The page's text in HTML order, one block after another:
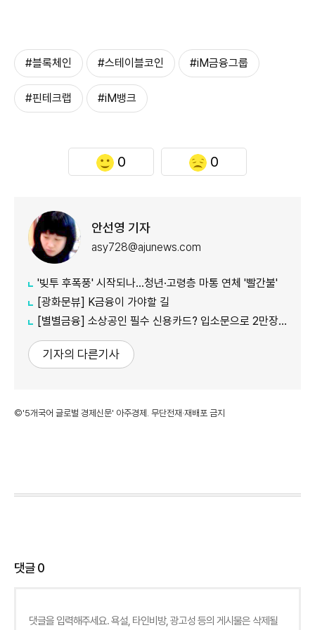
#블록체인 #스테이블코인 #iM금융그룹
#핀테크랩 #iM뱅크
0 0
안선영 기자
asy728@ajunews.com
'빚투 후폭풍' 시작되나…청년·고령층 마통 연체 '빨간불'
[광화문뷰] K금융이 가야할 길
[별별금융] 소상공인 필수 신용카드? 입소문으로 2만장 발급
기자의 다른기사
©'5개국어 글로벌 경제신문' 아주경제. 무단전재·재배포 금지
댓글0